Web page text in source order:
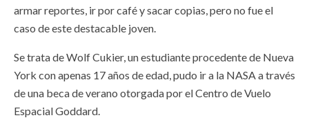
armar reportes, ir por café y sacar copias, pero no fue el
caso de este destacable joven.
Se trata de Wolf Cukier, un estudiante procedente de Nueva
York con apenas 17 años de edad, pudo ir a la NASA a través
de una beca de verano otorgada por el Centro de Vuelo
Espacial Goddard.